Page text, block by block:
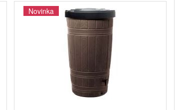
Novinka